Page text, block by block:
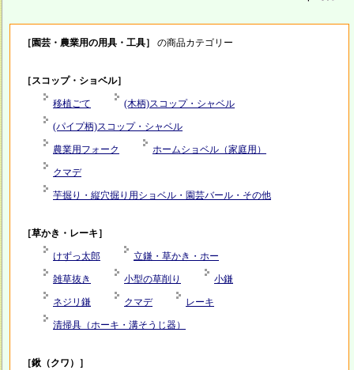
［園芸・農業用の用具・工具］ の商品カテゴリー
［スコップ・ショベル］
移植ごて (木柄)スコップ・シャベル
(パイプ柄)スコップ・シャベル
農業用フォーク ホームショベル（家庭用）
クマデ
芋掘り・縦穴掘り用ショベル・園芸バール・その他
［草かき・レーキ］
けずっ太郎 立鎌・草かき・ホー
雑草抜き 小型の草削り 小鎌
ネジリ鎌 クマデ レーキ
清掃具（ホーキ・溝そうじ器）
［鍬（クワ）］